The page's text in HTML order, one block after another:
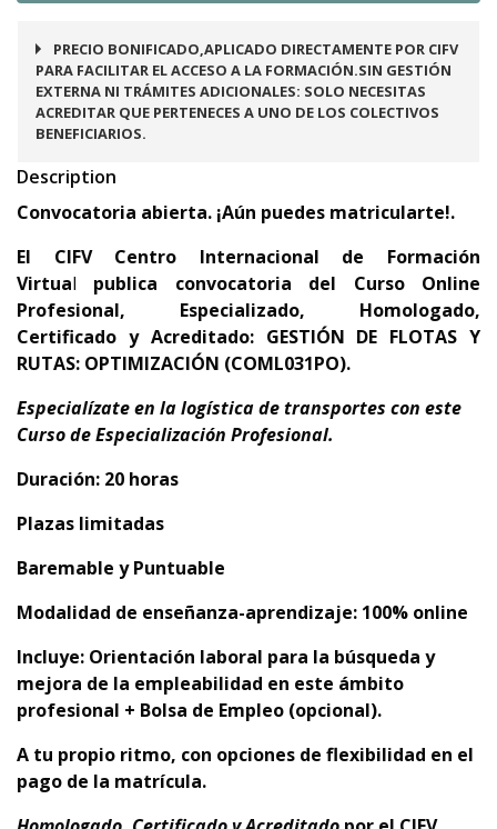
PRECIO BONIFICADO,APLICADO DIRECTAMENTE POR CIFV
PARA FACILITAR EL ACCESO A LA FORMACIÓN.SIN GESTIÓN
EXTERNA NI TRÁMITES ADICIONALES: SOLO NECESITAS
ACREDITAR QUE PERTENECES A UNO DE LOS COLECTIVOS
BENEFICIARIOS.
Description
Convocatoria abierta. ¡Aún puedes matricularte!.
El
CIFV Centro Internacional de Formación
Virtual publica convocatoria del
Curso Online
Profesional, Especializado, Homologado,
Certificado y Acreditado: GESTIÓN DE FLOTAS Y
RUTAS: OPTIMIZACIÓN (COML031PO).
Especialízate en la logística de transportes con este
Curso de Especialización Profesional.
Duración: 20 horas
Plazas limitadas
Baremable y Puntuable
Modalidad de enseñanza-aprendizaje: 100% online
Incluye: Orientación laboral para la búsqueda y
mejora de la empleabilidad en este ámbito
profesional + Bolsa de Empleo (opcional).
A tu propio ritmo, con opciones de flexibilidad en el
pago de la matrícula.